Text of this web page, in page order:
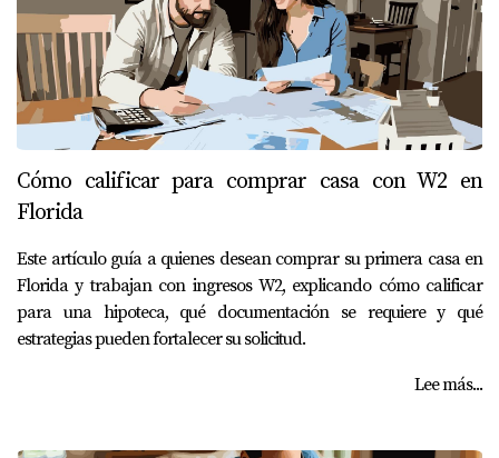
Cómo calificar para comprar casa con W2 en
Florida
Este artículo guía a quienes desean comprar su primera casa en
Florida y trabajan con ingresos W2, explicando cómo calificar
para una hipoteca, qué documentación se requiere y qué
estrategias pueden fortalecer su solicitud.
Lee más...